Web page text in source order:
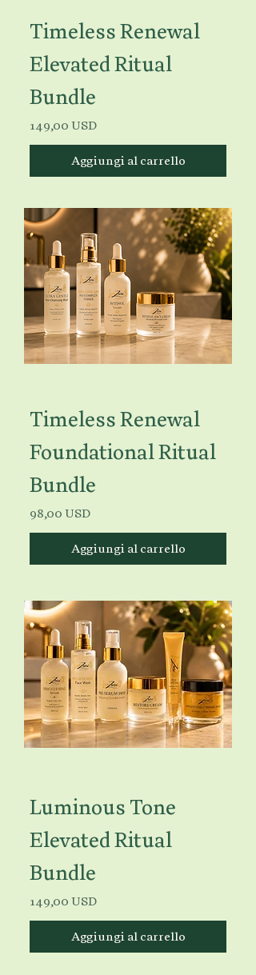
Timeless Renewal
Elevated Ritual
Bundle
Prezzo
149,00 USD
Aggiungi al carrello
Timeless Renewal
Foundational Ritual
Bundle
Prezzo
98,00 USD
Aggiungi al carrello
Luminous Tone
Elevated Ritual
Bundle
Prezzo
149,00 USD
Aggiungi al carrello